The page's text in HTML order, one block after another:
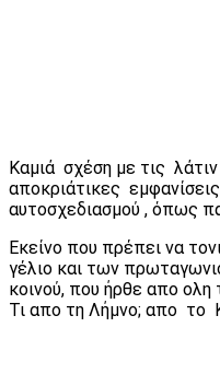
Καμιά σχέση με τις
αποκριάτικες
αυτοσχεδιασμού , όπως
Εκείνο που πρέπει να
γέλιο και των
κοινού, που ήρθε απο ολη
Τι απο τη Λήμνο; απο το